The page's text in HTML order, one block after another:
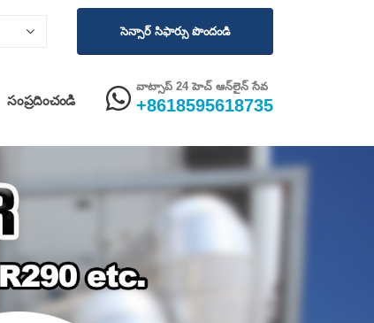
సెన్సార్ సిఫార్సు పొందండి
సంప్రదించండి
వాట్సాప్ 24 హెచ్ ఆన్‌లైన్ సేవ
+8618595618735